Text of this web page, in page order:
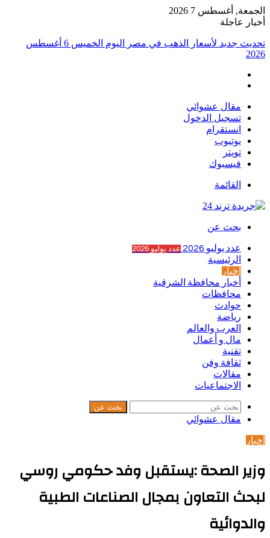
الجمعة, أغسطس 7 2026
أخبار عاجلة
تحديث جديد لأسعار الذهب في مصر اليوم الخميس 6 أغسطس
2026
مقال عشوائي
تسجيل الدخول
انستقرام
يوتيوب
تويتر
فيسبوك
القائمة
بحث عن
عدد يوليو 2026 عدد يوليو 2026
الرئيسية
أخبار
أخبار محافظة الشرقية
محافظات
حوادث
رياضة
العرب والعالم
مال و أعمال
تقنية
ثقافة وفن
مقالات
الاجتماعيات
بحث عن
مقال عشوائي
أخبار
وزير الصحة :يستقبل وفد حكومي روسي
لبحث التعاون بمجال الصناعات الطبية
والدوائية